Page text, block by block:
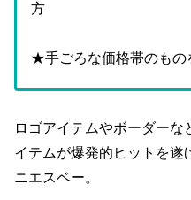
方
★手ごろな価格帯のもの
ロゴアイテムやボーダー
イテムが爆発的ヒットを遂
ニエスベー。